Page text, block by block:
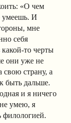
«О чем
умеешь. И
мне
себя
то черты
они уже не
свою страну, а
быть дальше.
и я ничего
умею, я
филологией.